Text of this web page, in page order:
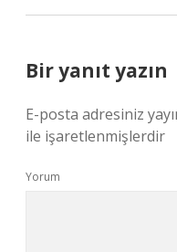
Bir yanıt yazın
E-posta adresiniz
ile işaretlenmişlerdir
Yorum